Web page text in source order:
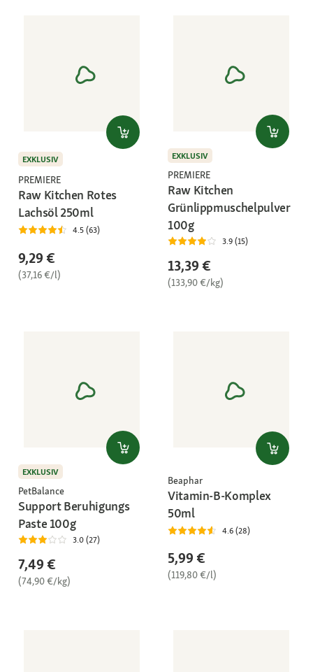
EXKLUSIV
PREMIERE
Raw Kitchen Rotes
Lachsöl 250ml
4.5 (63)
9,29 €
(37,16 €/l)
EXKLUSIV
PREMIERE
Raw Kitchen
Grünlippmuschelpulver
100g
3.9 (15)
13,39 €
(133,90 €/kg)
EXKLUSIV
PetBalance
Support Beruhigungs
Paste 100g
3.0 (27)
7,49 €
(74,90 €/kg)
Beaphar
Vitamin-B-Komplex
50ml
4.6 (28)
5,99 €
(119,80 €/l)